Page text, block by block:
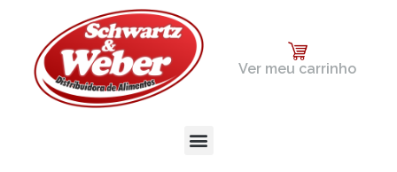
Ver meu carrinho